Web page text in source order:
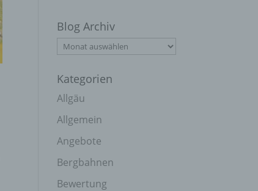
Blog Archiv
Blog
Kategorien
Allgäu
Allgemein
Angebote
Bergbahnen
Bewertung